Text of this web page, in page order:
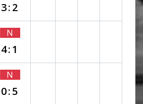
3:2
N
4:1
N
0:5